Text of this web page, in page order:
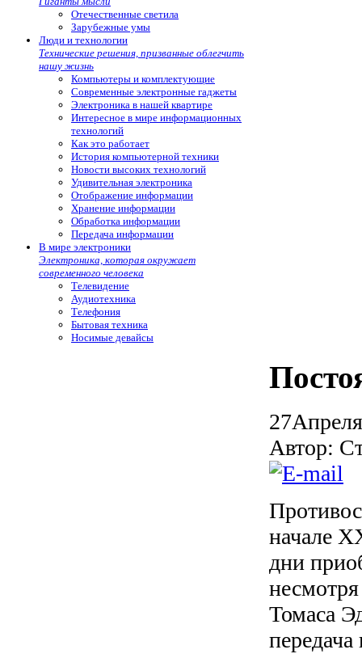
Отечественные светила
Зарубежные умы
Люди и технологии
Технические решения, призванные облегчить
нашу жизнь
Компьютеры и комплектующие
Современные электронные гаджеты
Электроника в нашей квартире
Интересное в мире информационных
технологий
Как это работает
История компьютерной техники
Новости высоких технологий
Удивительная электроника
Отображение информации
Хранение информации
Обработка информации
Передача информации
В мире электроники
Электроника, которая окружает
современного человека
Телевидение
Аудиотехника
Телефония
Бытовая техника
Носимые девайсы
27Апреля
Автор:
начале
дни
несмотря
Томаса